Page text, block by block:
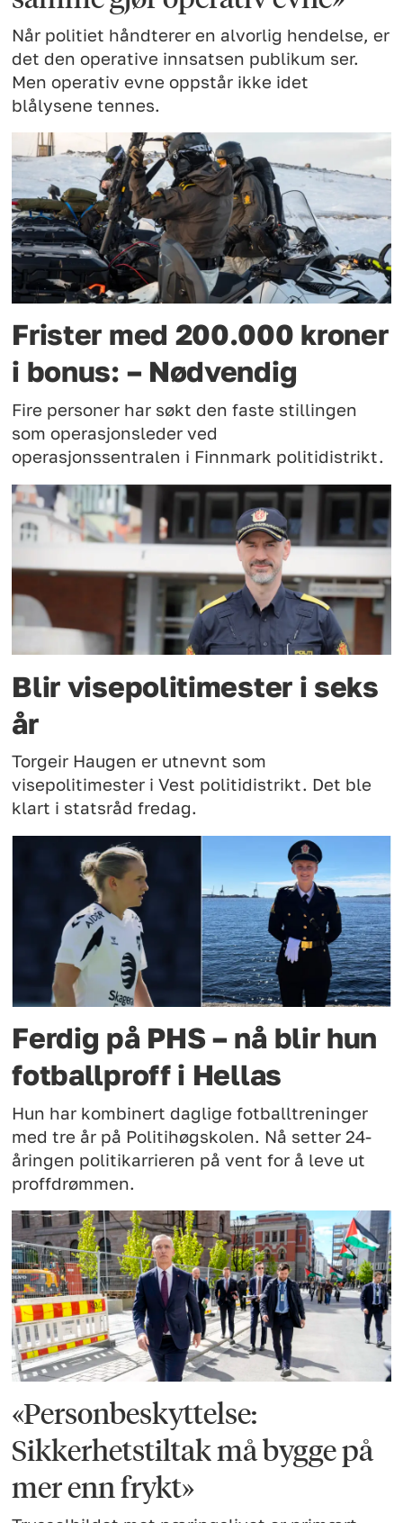
Når politiet håndterer en alvorlig hendelse, er
det den operative innsatsen publikum ser.
Men operativ evne oppstår ikke idet
blålysene tennes.
Frister med 200.000 kroner
i bonus: – Nødvendig
Fire personer har søkt den faste stillingen
som operasjonsleder ved
operasjonssentralen i Finnmark politidistrikt.
Blir visepolitimester i seks
år
Torgeir Haugen er utnevnt som
visepolitimester i Vest politidistrikt. Det ble
klart i statsråd fredag.
Ferdig på PHS – nå blir hun
fotballproff i Hellas
Hun har kombinert daglige fotballtreninger
med tre år på Politihøgskolen. Nå setter 24-
åringen politikarrieren på vent for å leve ut
proffdrømmen.
«Personbeskyttelse:
Sikkerhetstiltak må bygge på
mer enn frykt»